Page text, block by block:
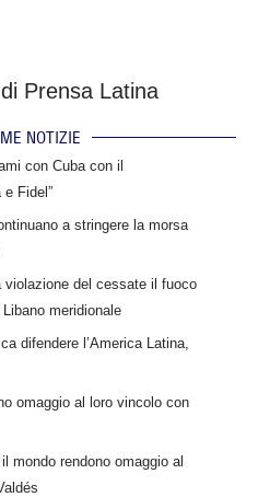
Prensa Latina
NOTIZIE
con Cuba con il
Fidel”
a stringere la morsa
violazione del cessate il fuoco
meridionale
difendere l’America Latina,
omaggio al loro vincolo con
mondo rendono omaggio al